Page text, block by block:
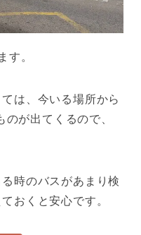
す。
は、今いる場所から
が出てくるので、
時のバスがあまり検
おくと安心です。